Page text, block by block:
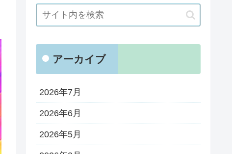
アーカイブ
2026年7月
2026年6月
2026年5月